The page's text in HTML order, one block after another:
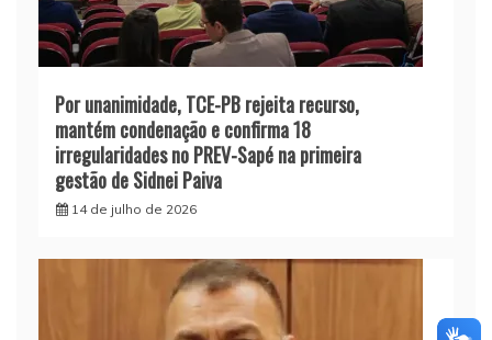
Por unanimidade, TCE-PB rejeita recurso,
mantém condenação e confirma 18
irregularidades no PREV-Sapé na primeira
gestão de Sidnei Paiva
14 de julho de 2026